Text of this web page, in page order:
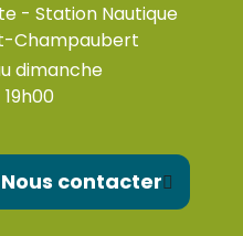
- Station Nautique
Champaubert
dimanche
Nous contacter